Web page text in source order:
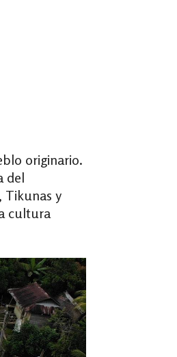
originario.
del
Tikunas y
cultura